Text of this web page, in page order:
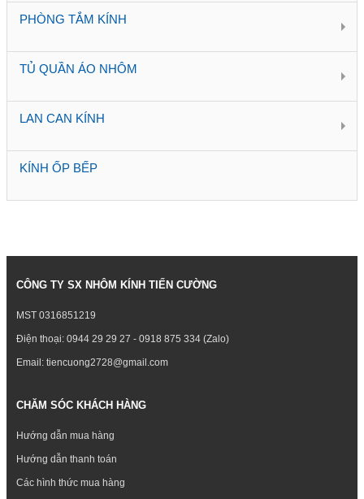
PHÒNG TẮM KÍNH
TỦ QUẦN ÁO NHÔM
LAN CAN KÍNH
KÍNH ỐP BẾP
CÔNG TY SX NHÔM KÍNH TIẾN CƯỜNG
MST 0316851219
Điện thoại: 0944 29 29 27 - 0918 875 334 (Zalo)
Email: tiencuong2728@gmail.com
CHĂM SÓC KHÁCH HÀNG
Hướng dẫn mua hàng
Hướng dẫn thanh toán
Các hình thức mua hàng